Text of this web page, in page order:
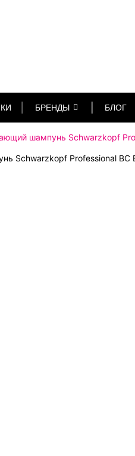
БРЕНДЫ БЛОГ
шампунь Schwarzkopf
Schwarzkopf Professional BC